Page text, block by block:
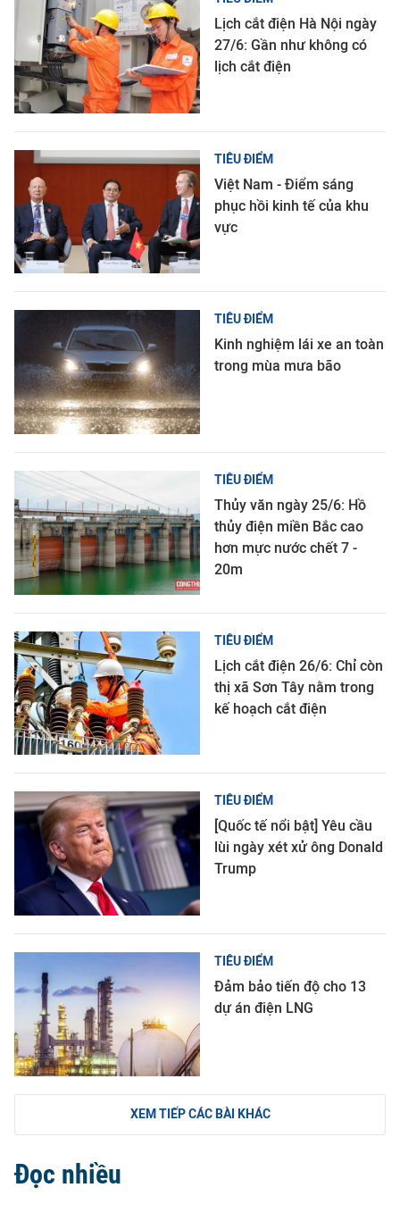
Lịch cắt điện Hà Nội ngày
27/6: Gần như không có
lịch cắt điện
TIÊU ĐIỂM
Việt Nam - Điểm sáng
phục hồi kinh tế của khu
vực
TIÊU ĐIỂM
Kinh nghiệm lái xe an toàn
trong mùa mưa bão
TIÊU ĐIỂM
Thủy văn ngày 25/6: Hồ
thủy điện miền Bắc cao
hơn mực nước chết 7 -
20m
TIÊU ĐIỂM
Lịch cắt điện 26/6: Chỉ còn
thị xã Sơn Tây nằm trong
kế hoạch cắt điện
TIÊU ĐIỂM
[Quốc tế nổi bật] Yêu cầu
lùi ngày xét xử ông Donald
Trump
TIÊU ĐIỂM
Đảm bảo tiến độ cho 13
dự án điện LNG
XEM TIẾP CÁC BÀI KHÁC
Đọc nhiều